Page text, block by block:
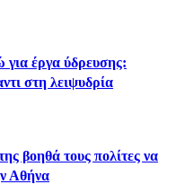
έργα ύδρευσης:
στη λειψυδρία
βοηθά τους πολίτες να
Αθήνα